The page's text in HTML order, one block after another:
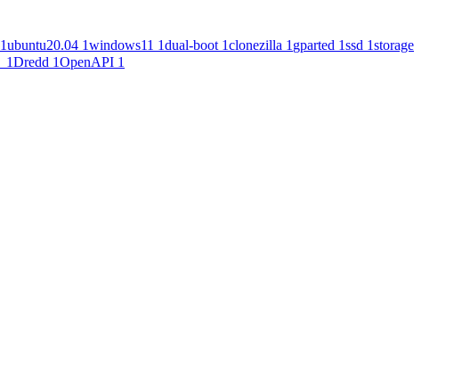
1ubuntu20.04 1windows11 1dual-boot 1clonezilla 1 gparted 1ssd 1storage
1Dredd 1OpenAPI 1